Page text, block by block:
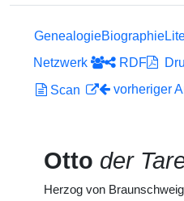
GenealogieBiographie
Netzwerk
RDF
Scan
vorheriger
Otto der
Herzog von